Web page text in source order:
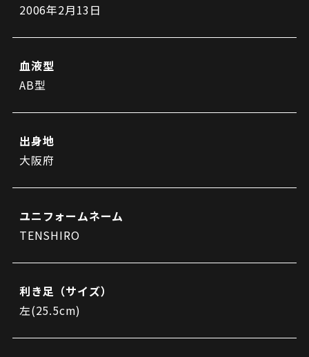
アカデミー
観戦方法を知る
観戦マナー＆ルール
ビジターサポーターの皆様へ
クラブゼルビスタへの入会
シーズンシート
ＦＣ町田ゼルビアをサポート
トレーニングの見学・ファンサービス
三輪緑山ベースを利用
三輪緑山ベースご利用案内
ユニフォーム
ホームタウン
ゼルビアアシスト募集
ゼルビアアシスト協賛企業一覧
ゼルナビ
ＦＣ町田ゼルビアアカデミー
ゼルビアフットサルパーク
パートナー
パートナー企業一覧
FOLLOW US!
2006年2月13日
血液型
AB型
出身地
大阪府
ユニフォームネーム
TENSHIRO
利き足（サイズ）
左(25.5cm)